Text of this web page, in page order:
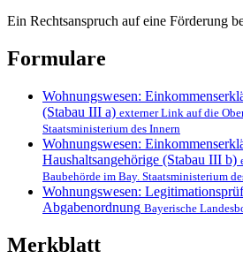
Ein Rechtsanspruch auf eine Förderung
Formulare
Wohnungswesen:
(Stabau III a) externer Link auf die
Staatsministerium des Innern
Wohnungswesen:
Haushaltsangehörige (Stabau III b)
Baubehörde im Bay. Staatsministerium
Wohnungswesen:
Abgabenordnung Bayerische
Merkblatt